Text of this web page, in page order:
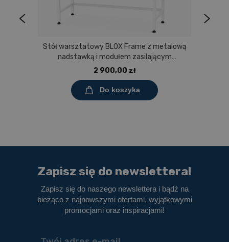
Stół warsztatowy BLOX Frame z metalową
nadstawką i modułem zasilającym
Prostokąt 1200x600 mm, rozmiar 4-6, blat
2 900,00 zł
Do koszyka
Zapisz się do newslettera!
Zapisz się do naszego newslettera i bądź na
bieżąco z najnowszymi ofertami, wyjątkowymi
promocjami oraz inspiracjami!